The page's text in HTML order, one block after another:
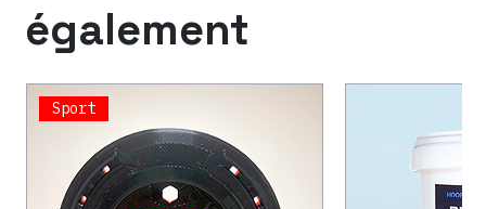
également
Sport